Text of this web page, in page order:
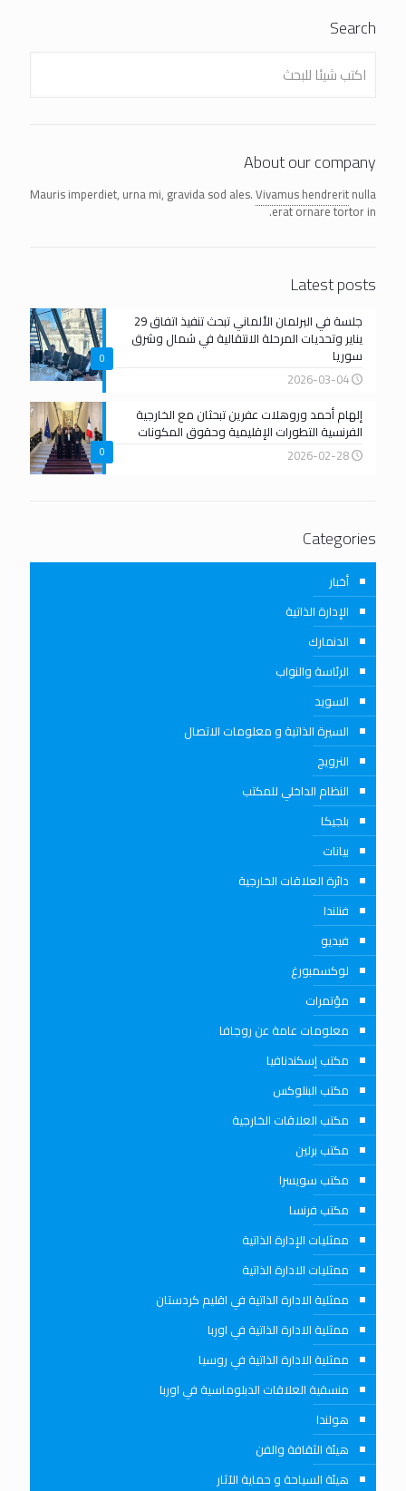
Search
About our company
Mauris imperdiet, urna mi, gravida sod ales.Vivamus hendreritnulla
erat ornare tortor in.
Latest posts
0
جلسة في البرلمان الألماني تبحث تنفيذ اتفاق 29
يناير وتحديات المرحلة الانتقالية في شمال وشرق
سوريا
2026-03-04
0
إلهام أحمد وروهلات عفرين تبحثان مع الخارجية
الفرنسية التطورات الإقليمية وحقوق المكونات
2026-02-28
Categories
أخبار
الإدارة الذاتية
الدنمارك
الرئاسة والنواب
السويد
السيرة الذاتية و معلومات الاتصال
النرويج
النظام الداخلي للمكتب
بلجيكا
بيانات
دائرة العلاقات الخارجية
فنلندا
فيديو
لوكسمبورغ
مؤتمرات
معلومات عامة عن روجافا
مكتب إسكندنافيا
مكتب البنلوكس
مكتب العلاقات الخارجية
مكتب برلين
مكتب سويسرا
مكتب فرنسا
ممثليات الإدارة الذاتية
ممثليات الادارة الذاتية
ممثلية الادارة الذاتية في اقليم كردستان
ممثلية الادارة الذاتية في اوربا
ممثلية الادارة الذاتية في روسيا
منسقية العلاقات الدبلوماسية في اوربا
هولندا
هيئة الثقافة والفن
هيئة السياحة و حماية الآثار